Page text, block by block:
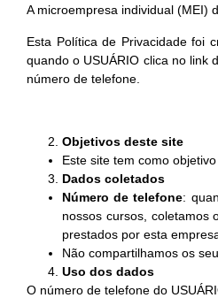
A microempresa individual (MEI)
Esta Política de Privacidade foi
quando o USUÁRIO clica no link
número de telefone.
Objetivos deste site
Este site tem como
Dados coletados
Número de telefone:
nossos cursos, coletamos
prestados por esta
Não compartilhamos os
Uso dos dados
O número de telefone do